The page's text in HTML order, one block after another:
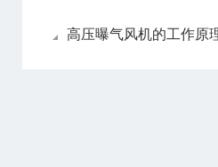
高压曝气风机的工作原理